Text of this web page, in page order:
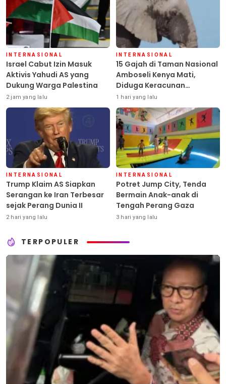
INTERNASIONAL
Israel Cabut Izin Masuk
Aktivis Yahudi AS yang
Dukung Warga Palestina
2 jam yang lalu
INTERNASIONAL
15 Gajah di Taman Nasional
Amboseli Kenya Mati,
Diduga Keracunan
Pestisida
1 hari yang lalu
INTERNASIONAL
Trump Klaim AS Siapkan
Serangan ke Iran Terbesar
sejak Perang Dunia II
2 hari yang lalu
INTERNASIONAL
Potret Jump City, Tenda
Bermain Anak-anak di
Tengah Perang Gaza
3 hari yang lalu
TERPOPULER